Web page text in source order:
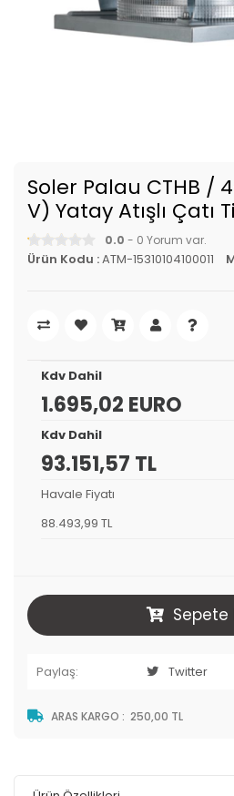
Soler Palau CTHB /
V) Yatay Atışlı Çatı
0.0 - 0 Yorum var.
Ürün Kodu :ATM-15310104100011
Kdv Dahil
1.695,02 EURO
Kdv Dahil
93.151,57 TL
Havale Fiyatı
88.493,99 TL
Sepete
Paylaş: Twitter
ARAS KARGO : 250,00 TL